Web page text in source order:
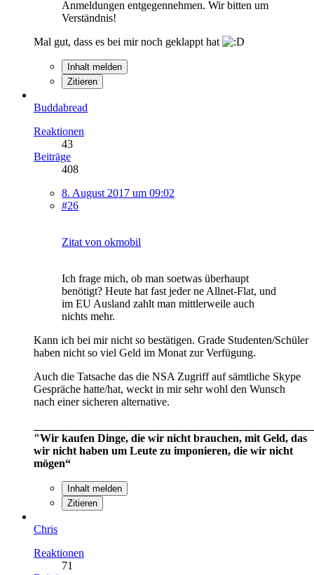
Anmeldungen entgegennehmen. Wir bitten um
Verständnis!
Mal gut, dass es bei mir noch geklappt hat
Inhalt melden
Zitieren
Buddabread
Reaktionen
43
Beiträge
408
8. August 2017 um 09:02
#26
Zitat von okmobil
Ich frage mich, ob man soetwas überhaupt
benötigt? Heute hat fast jeder ne Allnet-Flat, und
im EU Ausland zahlt man mittlerweile auch
nichts mehr.
Kann ich bei mir nicht so bestätigen. Grade Studenten/Schüler
haben nicht so viel Geld im Monat zur Verfügung.
Auch die Tatsache das die NSA Zugriff auf sämtliche Skype
Gespräche hatte/hat, weckt in mir sehr wohl den Wunsch
nach einer sicheren alternative.
"Wir kaufen Dinge, die wir nicht brauchen, mit Geld, das
wir nicht haben um Leute zu imponieren, die wir nicht
mögen“
Inhalt melden
Zitieren
Chris
Reaktionen
71